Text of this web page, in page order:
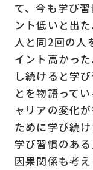
て、今も学び
ント低いと出
人と同2回の人
イント高かっ
し続けると学
とを物語って
ャリアの変化
ために学び続
学び習慣のあ
因果関係も考